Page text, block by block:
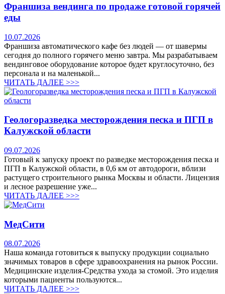
Франшиза вендинга по продаже готовой горячей
еды
10.07.2026
Франшиза автоматического кафе без людей — от шавермы
сегодня до полного горячего меню завтра. Мы разрабатываем
вендинговое оборудование которое будет круглосуточно, без
персонала и на маленькой...
ЧИТАТЬ ДАЛЕЕ >>>
Геологоразведка месторождения песка и ПГП в
Калужской области
09.07.2026
Готовый к запуску проект по разведке месторождения песка и
ПГП в Калужской области, в 0,6 км от автодороги, вблизи
растущего строительного рынка Москвы и области. Лицензия
и лесное разрешение уже...
ЧИТАТЬ ДАЛЕЕ >>>
МедСити
08.07.2026
Наша команда готовиться к выпуску продукции социально
значимых товаров в сфере здравоохранения на рынок России.
Медицинские изделия-Средства ухода за стомой. Это изделия
которыми пациенты пользуются...
ЧИТАТЬ ДАЛЕЕ >>>